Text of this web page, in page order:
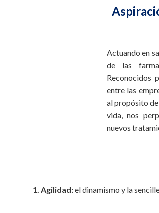
Actuando en
de las
Reconocidos
entre las
al propósito de
vida, nos
nuevos
1. Agilidad:el dinamismo y la